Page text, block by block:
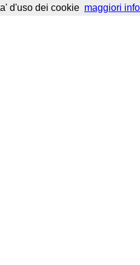
d'uso dei cookie maggiori